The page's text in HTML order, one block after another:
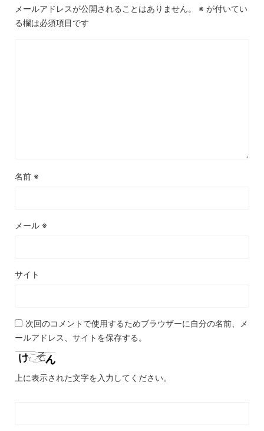
メールアドレスが公開されることはありません。 ※ が付いてい
る欄は必須項目です
名前 ※
メール ※
サイト
次回のコメントで使用するためブラウザーに自分の名前、メ
ールアドレス、サイトを保存する。
上に表示された文字を入力してください。